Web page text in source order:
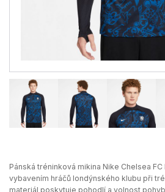
Pánská tréninková mikina Nike Chelsea
vybavením hráčů londýnského klubu při
materiál poskytuje pohodlí a volnost